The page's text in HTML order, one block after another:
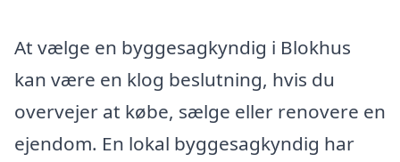
At vælge en byggesagkyndig i Blokhus
kan være en klog beslutning, hvis du
overvejer at købe, sælge eller renovere en
ejendom. En lokal byggesagkyndig har